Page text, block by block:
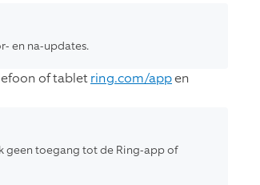
en na-updates.
of tabletring.com/appen
geen toegang tot de Ring-app of